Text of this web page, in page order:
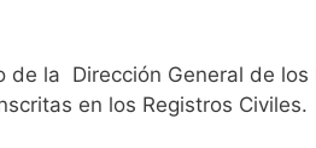
la Dirección General de los
en los Registros Civiles.